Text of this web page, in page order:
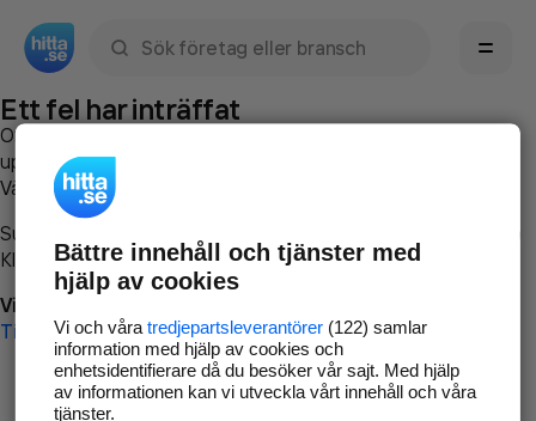
Ett fel har inträffat
Om du vill kan du
uppstod så att vi lättare och snabbare kan avhjälpa det.
Vänligen försök med följande:
Surfa till
Klicka påTillbaka-knappen i webbläsaren och försök igen
Vi beklagar besväret!
Till startsidan
Bättre innehåll och tjänster med
hjälp av cookies
Vi och våra tredjepartsleverantörer(122) samlar
information med hjälp av cookies och
enhetsidentifierare då du besöker vår sajt. Med hjälp
av informationen kan vi utveckla vårt innehåll och våra
tjänster.